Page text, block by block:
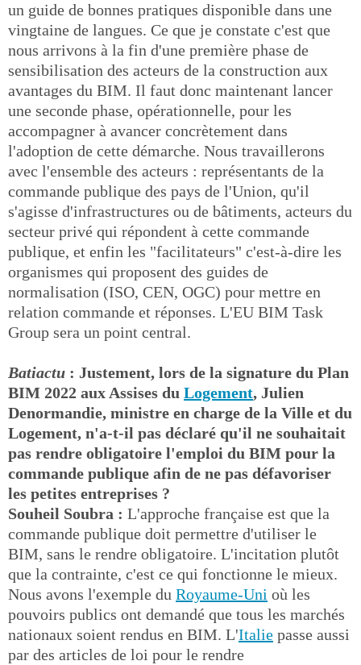
un guide de bonnes pratiques disponible dans une
vingtaine de langues. Ce que je constate c'est que
nous arrivons à la fin d'une première phase de
sensibilisation des acteurs de la construction aux
avantages du BIM. Il faut donc maintenant lancer
une seconde phase, opérationnelle, pour les
accompagner à avancer concrètement dans
l'adoption de cette démarche. Nous travaillerons
avec l'ensemble des acteurs : représentants de la
commande publique des pays de l'Union, qu'il
s'agisse d'infrastructures ou de bâtiments, acteurs du
secteur privé qui répondent à cette commande
publique, et enfin les "facilitateurs" c'est-à-dire les
organismes qui proposent des guides de
normalisation (ISO, CEN, OGC) pour mettre en
relation commande et réponses. L'EU BIM Task
Group sera un point central.
Batiactu : Justement, lors de la signature du Plan
BIM 2022 aux Assises du Logement, Julien
Denormandie, ministre en charge de la Ville et du
Logement, n'a-t-il pas déclaré qu'il ne souhaitait
pas rendre obligatoire l'emploi du BIM pour la
commande publique afin de ne pas défavoriser
les petites entreprises ?
Souheil Soubra : L'approche française est que la
commande publique doit permettre d'utiliser le
BIM, sans le rendre obligatoire. L'incitation plutôt
que la contrainte, c'est ce qui fonctionne le mieux.
Nous avons l'exemple du Royaume-Uni où les
pouvoirs publics ont demandé que tous les marchés
nationaux soient rendus en BIM. L'Italie passe aussi
par des articles de loi pour le rendre